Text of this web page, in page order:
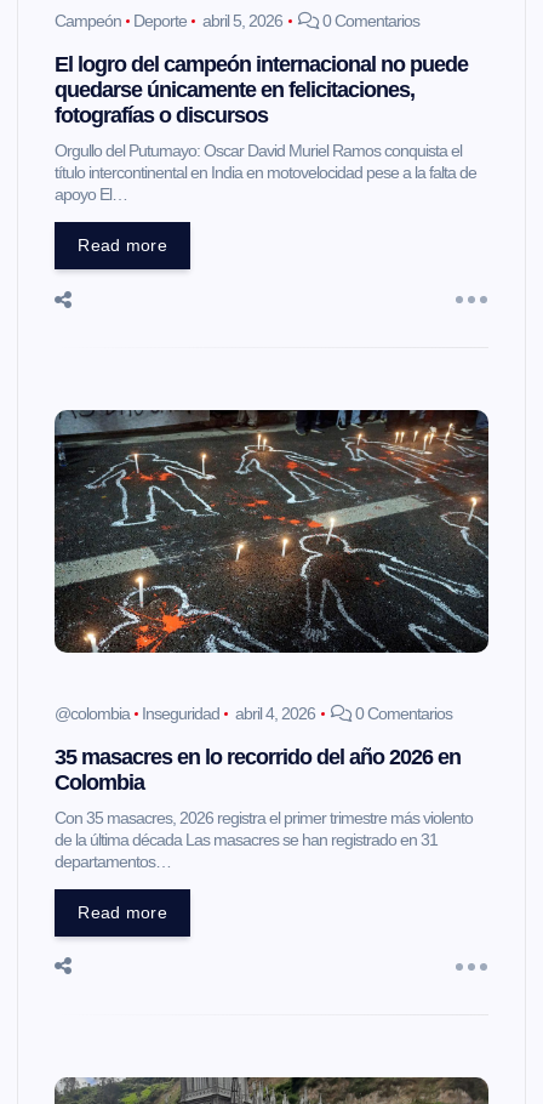
Campeón Deporte abril 5, 2026 0 Comentarios
El logro del campeón internacional no puede
quedarse únicamente en felicitaciones,
fotografías o discursos
Orgullo del Putumayo: Oscar David Muriel Ramos conquista el
título intercontinental en India en motovelocidad pese a la falta de
apoyo El…
Read more
@colombia Inseguridad abril 4, 2026 0 Comentarios
35 masacres en lo recorrido del año 2026 en
Colombia
Con 35 masacres, 2026 registra el primer trimestre más violento
de la última década Las masacres se han registrado en 31
departamentos…
Read more